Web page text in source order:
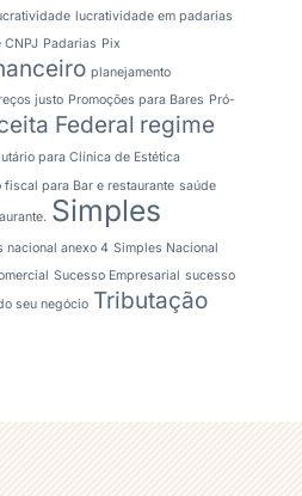
lucratividade em padarias
CNPJ Padarias Pix
planejamento
justo Promoções para Bares Pró-
Federal regime
para Clínica de Estética
fiscal para Bar e restaurante saúde
Simples
nacional anexo 4 Simples Nacional
Sucesso Empresarial sucesso
seu negócio Tributação